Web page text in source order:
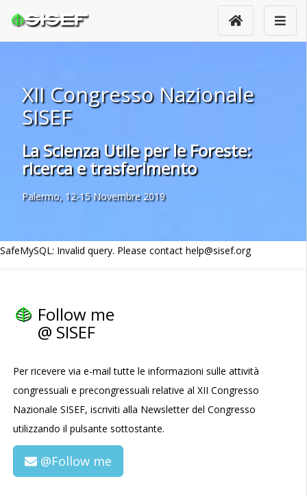
XII Congresso Nazionale
SISEF
La Scienza Utile per le Foreste:
ricerca e trasferimento
Palermo, 12-15 Novembre 2019
SafeMySQL: Invalid query. Please contact help@sisef.org
Follow me
@ SISEF
Per ricevere via e-mail tutte le informazioni sulle attività
congressuali e precongressuali relative al XII Congresso
Nazionale SISEF, iscriviti alla Newsletter del Congresso
utilizzando il pulsante sottostante.
@Follow me